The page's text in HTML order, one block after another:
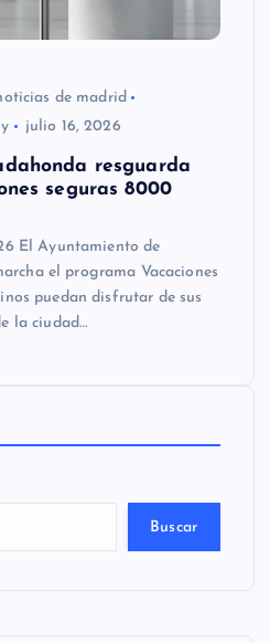
de madrid
julio 16, 2026
resguarda
seguras 8000
El Ayuntamiento de
el programa Vacaciones
puedan disfrutar de sus
la ciudad…
Buscar